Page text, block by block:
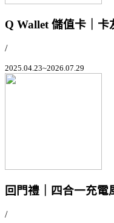
Q Wallet 儲值卡｜卡
/
2025.04.23~2026.07.29
回門禮｜四合一充電
/